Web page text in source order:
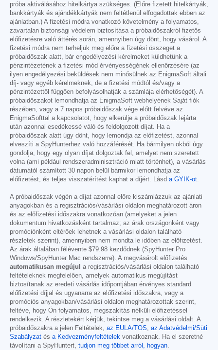
próba aktiválásához hitelkártya szükséges. (Előre fizetett hitelkártyák,
bankkártyák és ajándékkártyák nem feltétlenül elfogadottak ebben az
ajánlatban.) A fizetési módra vonatkozó követelmény a folyamatos,
zavartalan biztonsági védelem biztosítása a próbaidőszakról fizetős
előfizetésre való áttérés során, amennyiben úgy dönt, hogy vásárol. A
fizetési módra nem terheljük meg előre a fizetési összeget a
próbaidőszak alatt, bár engedélyezési kérelmeket küldhetünk a
pénzintézetének a fizetési mód érvényességének ellenőrzésére (az
ilyen engedélyezési beküldések nem minősülnek az EnigmaSoft általi
díj- vagy egyéb kérelmeknek, de a fizetési módtól és/vagy a
pénzintézettől függően befolyásolhatják a számlája elérhetőségét). A
próbaidőszakot lemondhatja az EnigmaSoft webhelyének Saját fiók
részében, vagy a 7 napos próbaidőszak vége előtt felvéve az
EnigmaSofttal a kapcsolatot, hogy elkerülje a próbaidőszak lejárta
után azonnal esedékessé váló és feldolgozott díjat. Ha a
próbaidőszak alatt úgy dönt, hogy lemondja az előfizetést, azonnal
elveszíti a SpyHunterhez való hozzáférését. Ha bármilyen okból úgy
gondolja, hogy egy olyan díjat dolgoztak fel, amelyet nem szeretett
volna (ami például rendszeradminisztráció miatt történhet), a vásárlás
dátumától számított 30 napon belül bármikor lemondhatja az
előfizetést, és teljes visszatérítést kaphat a díjért. Lásd a GYIK-ot
A próbaidőszak végén a díjat azonnal előre kiszámlázzuk az ajánlati
anyagokban és a regisztrációs/vásárlási oldalon meghatározott áron
és az előfizetési időszakra vonatkozóan (amelyeket a jelen
dokumentum hivatkozásként tartalmaz; az árak országonként vagy
promóciónként eltérőek lehetnek a vásárlási oldalon található
részletek szerint), amennyiben nem mondta le időben az előfizetést.
Az árak általában félévente $79.98 kezdődnek (SpyHunter Pro
Windows/SpyHunter Mac rendszerre). A megvásárolt előfizetés
automatikusan megújul
a regisztrációs/vásárlási oldalon található
feltételeknek megfelelően, amelyek automatikus megújítást
biztosítanak az eredeti vásárlás időpontjában érvényes standard
előfizetési díjjal és ugyanarra az előfizetési időszakra, vagy a
promóciós anyagokban/vásárlási oldalon meghatározottak szerint,
feltéve, hogy Ön folyamatos, megszakítás nélküli előfizetéssel
rendelkezik. A részletekért kérjük, tekintse meg a vásárlási oldalt. A
próbaidőszakra a jelen Feltételek, az EULA/TOS
az Adatvédelmi/Süti
Szabályzat és a Kedvezményfeltételek vonatkoznak. Ha el szeretné
távolítani a SpyHuntert, tudjon meg többet arról, hogyan